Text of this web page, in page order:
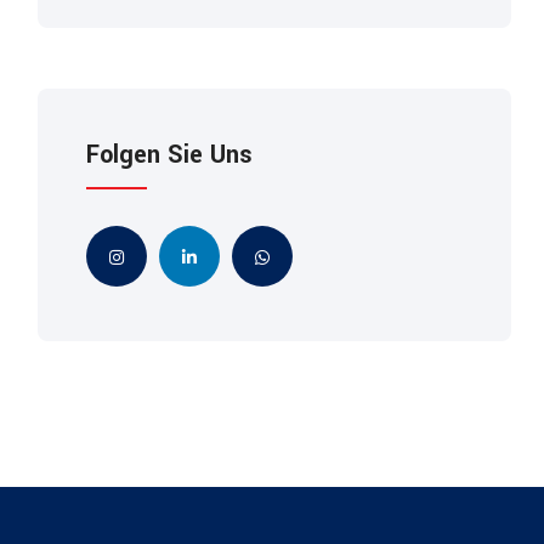
Folgen Sie Uns